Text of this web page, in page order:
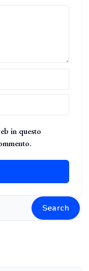
in questo
Search